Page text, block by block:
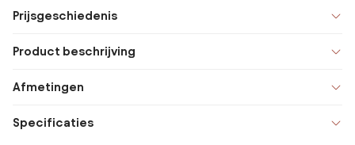
Prijsgeschiedenis
Product beschrijving
Afmetingen
Specificaties